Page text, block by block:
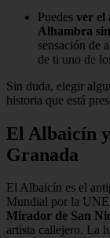
Puedes ver el
Alhambra
sensación de
de ti uno de
Sin duda, elegir
historia que está
El Albaicín y
Granada
El Albaicín es el
Mundial por la
Mirador de San
artista callejero. La